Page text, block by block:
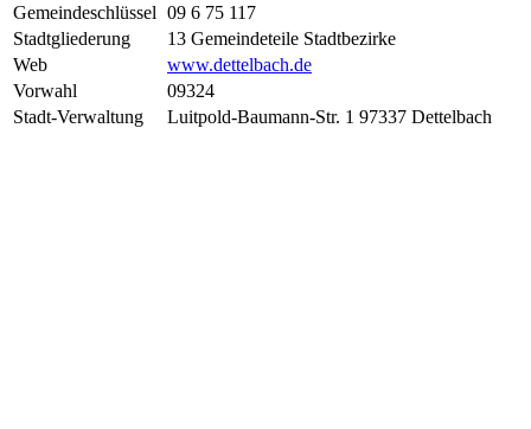
Gemeindeschlüssel 09 6 75 117
Stadtgliederung
13 Gemeindeteile Stadtbezirke
Web
www.dettelbach.de
Vorwahl
09324
Stadt-Verwaltung
Luitpold-Baumann-Str. 1 97337 Dettelbach